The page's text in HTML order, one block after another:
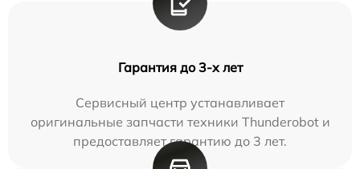
Гарантия до 3-х лет
Сервисный центр устанавливает
оригинальные запчасти техники Thunderobot и
предоставляет гарантию до 3 лет.